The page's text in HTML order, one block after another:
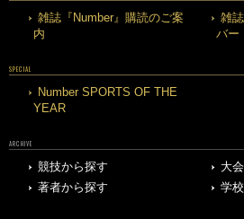
雑誌『Number』購読のご案
内
雑
バー
SPECIAL
Number SPORTS OF THE
YEAR
ARCHIVE
競技から探す
大
著者から探す
学